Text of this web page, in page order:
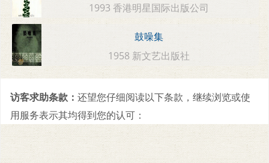
1993 香港明星国际出版公司
鼓噪集
1958 新文艺出版社
访客求助条款： 还望您仔细阅读以下条款，继续浏览或使
用服务表示其均得到您的认可：